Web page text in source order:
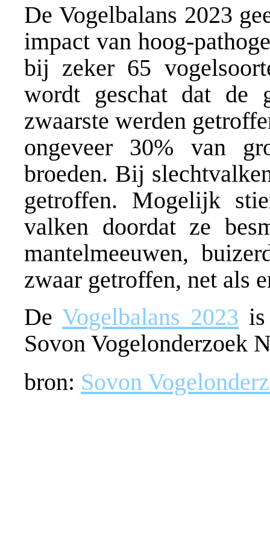
De Vogelbalans 2023
impact van hoog-
bij zeker 65
wordt geschat dat de
zwaarste werden
ongeveer 30% van
broeden. Bij
getroffen. Mogelijk
valken doordat ze
mantelmeeuwen,
zwaar getroffen, net als
DeVogelbalans 2023
Sovon Vogelonderzoek
bron: Sovon